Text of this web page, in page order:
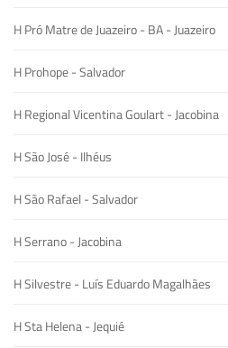
H Pró Matre de Juazeiro - BA - Juazeiro
H Prohope - Salvador
H Regional Vicentina Goulart - Jacobina
H São José - Ilhéus
H São Rafael - Salvador
H Serrano - Jacobina
H Silvestre - Luís Eduardo Magalhães
H Sta Helena - Jequié